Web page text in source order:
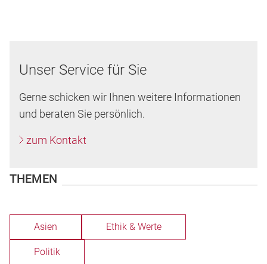
Unser Service für Sie
Gerne schicken wir Ihnen weitere Informationen
und beraten Sie persönlich.
zum Kontakt
THEMEN
Asien Ethik & Werte
Politik